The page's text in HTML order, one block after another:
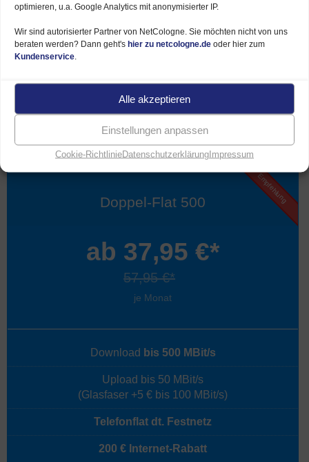
optimieren, u.a. Google Analytics mit anonymisierter IP.
Wir sind autorisierter Partner von NetCologne. Sie möchten nicht von uns
beraten werden? Dann geht's hier zu netcologne.de oder hier zum
Kundenservice
Alle akzeptieren
Einstellungen anpassen
Cookie-RichtlinieDatenschutzerklärungImpressum
300 € Internet-Rabatt
Mehr Infos
Empfehlung
Doppel-Flat 500
ab 37,95 €*
57,95 €*
je Monat
Download bis 500 MBit/s
Upload bis 50 MBit/s
(Glasfaser +5 € bis 100 MBit/s)
Telefonflat dt. Festnetz
200 € Internet-Rabatt